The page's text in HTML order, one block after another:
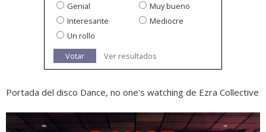
Genial
Muy bueno
Interesante
Mediocre
Un rollo
Votar
Ver resultados
Portada del disco Dance, no one's watching de Ezra Collective